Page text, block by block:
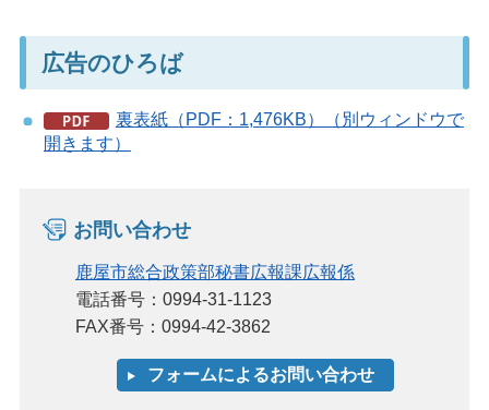
広告のひろば
裏表紙（PDF：1,476KB）（別ウィンドウで
開きます）
お問い合わせ
鹿屋市総合政策部秘書広報課広報係
電話番号：0994-31-1123
FAX番号：0994-42-3862